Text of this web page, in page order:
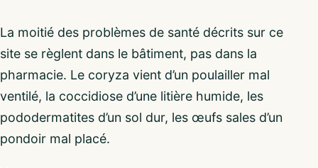
La moitié des problèmes de santé décrits sur ce
site se règlent dans le bâtiment, pas dans la
pharmacie. Le coryza vient d’un poulailler mal
ventilé, la coccidiose d’une litière humide, les
pododermatites d’un sol dur, les œufs sales d’un
pondoir mal placé.